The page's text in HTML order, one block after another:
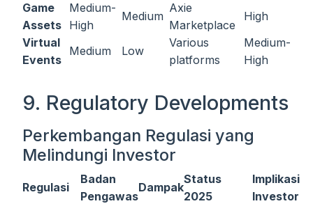
Game
Assets
Medium-
High
Medium
Axie
Marketplace
High
Virtual
Events
Medium Low
Various
platforms
Medium-
High
9. Regulatory Developments
Perkembangan Regulasi yang
Melindungi Investor
Regulasi
Badan
Pengawas
Dampak
Status
2025
Implikasi
Investor